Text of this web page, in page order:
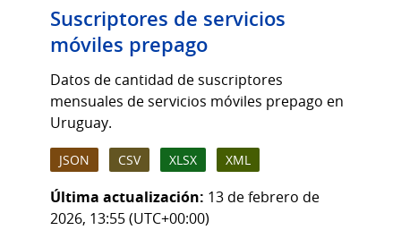
Suscriptores de servicios
móviles prepago
Datos de cantidad de suscriptores
mensuales de servicios móviles prepago en
Uruguay.
JSON CSV XLSX XML
Última actualización: 13 de febrero de
2026, 13:55 (UTC+00:00)